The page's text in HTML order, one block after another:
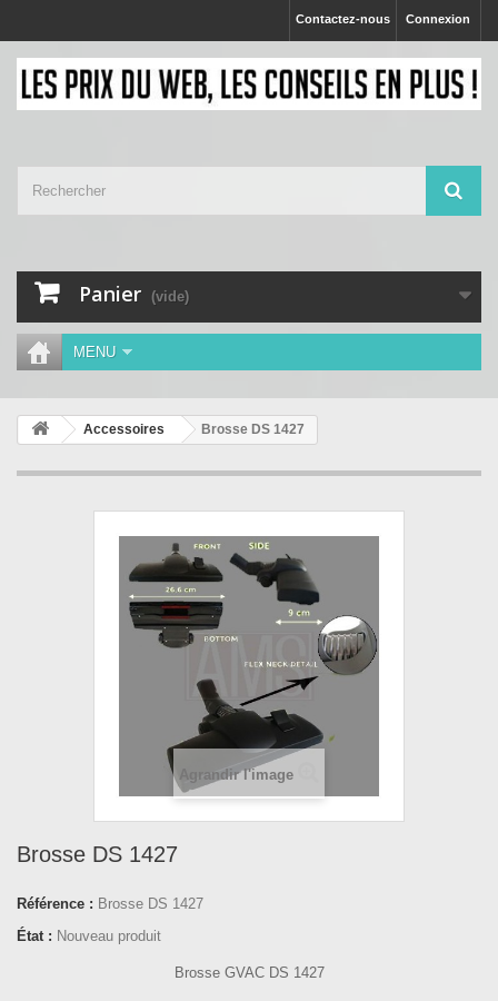
Connexion
Contactez-nous
Panier (vide)
MENU
Accessoires Brosse DS 1427
Agrandir l'image
Brosse DS 1427
Référence : Brosse DS 1427
État : Nouveau produit
Brosse GVAC DS 1427